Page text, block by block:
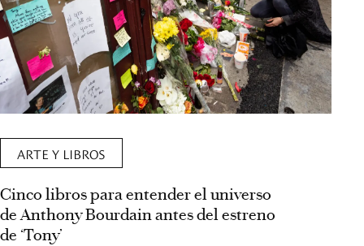
ARTE Y LIBROS
Cinco libros para entender el universo
de Anthony Bourdain antes del estreno
de ‘Tony’